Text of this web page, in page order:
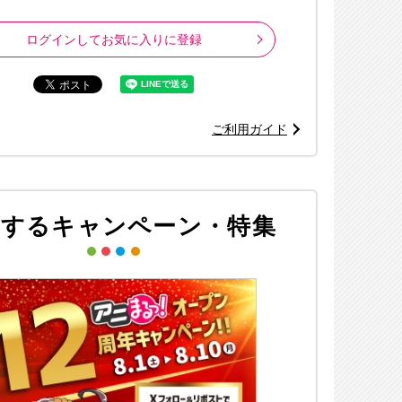
ログインしてお気に入りに登録
ご利用ガイド
るキャンペーン・特集